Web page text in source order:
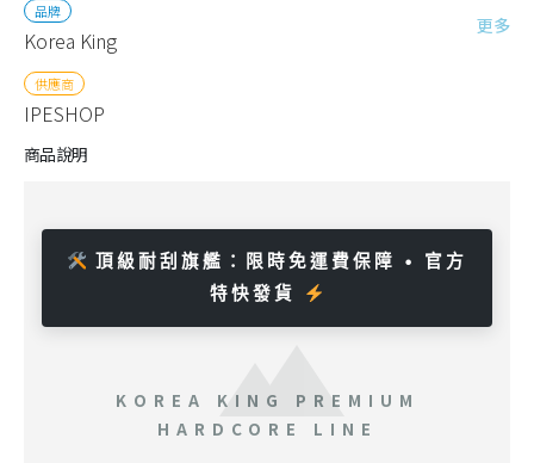
品牌
Korea King
更多
供應商
IPESHOP
商品說明
頂級耐刮旗艦：限時免運費保障 • 官方
特快發貨
KOREA KING PREMIUM
HARDCORE LINE